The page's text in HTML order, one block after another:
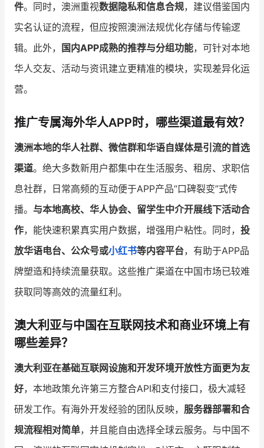
件。同时，澳洲重视数据隐私和信息合规，建议借鉴国内
实名认证的流程，但应按照澳洲法规优化存储与传输逻
辑。此外，
国内APP成熟的推荐与分组功能，可针对本地
华人交友、活动与资讯建立更精准的模块，实现差异化运
营。
推广专属海外华人APP时，哪些渠道最有效？
澳洲本地的华人社群、微信群和华语自媒体是引流的首选
渠道。绝大多数新用户都集中在生活服务、租房、求职信
息社群，日常高频的互动便于APP产品“口碑裂变”式传
播。 与本地高校、华人协会、留学生中介开展线下活动合
作，能快速积累真实用户数据，增强用户粘性。同时， 投
放华语电台、公众号或小红书等内容平台，有助于APP品
牌塑造和持续流量获取。这些推广渠道在中国市场已较难
获取同等高效的流量红利。
澳大利亚与中国在互联网技术和商业环境上有
哪些差异？
澳大利亚在基础互联网设施和开发环境开放性方面更为友
好，本地政策允许第三方整合API和支付接口，极大减轻
研发工作。有海外开发经验的团队反映， 服务器部署和合
规流程相对简单，并且能自由选择全球云服务。与中国不